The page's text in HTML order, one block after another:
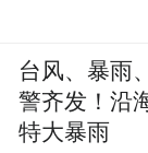
台风、暴雨
警齐发！沿
特大暴雨